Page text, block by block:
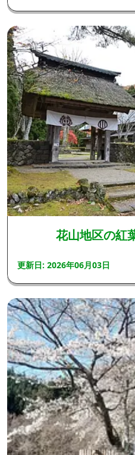
花山地区の紅
更新日: 2026年06月03日